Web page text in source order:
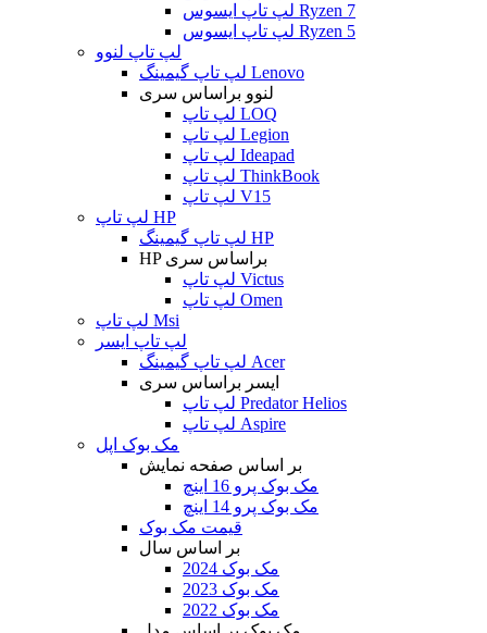
لپ تاپ ایسوس Ryzen 7
لپ تاپ ایسوس Ryzen 5
لپ تاپ لنوو
لپ تاپ گیمینگ Lenovo
لنوو براساس سری
لپ تاپ LOQ
لپ تاپ Legion
لپ تاپ Ideapad
لپ تاپ ThinkBook
لپ تاپ V15
لپ تاپ HP
لپ تاپ گیمینگ HP
HP براساس سری
لپ تاپ Victus
لپ تاپ Omen
لپ تاپ Msi
لپ تاپ ایسر
لپ تاپ گیمینگ Acer
ایسر براساس سری
لپ تاپ Predator Helios
لپ تاپ Aspire
مک بوک اپل
بر اساس صفحه نمایش
مک بوک پرو 16 اینچ
مک بوک پرو 14 اینچ
قیمت مک بوک
بر اساس سال
مک بوک 2024
مک بوک 2023
مک بوک 2022